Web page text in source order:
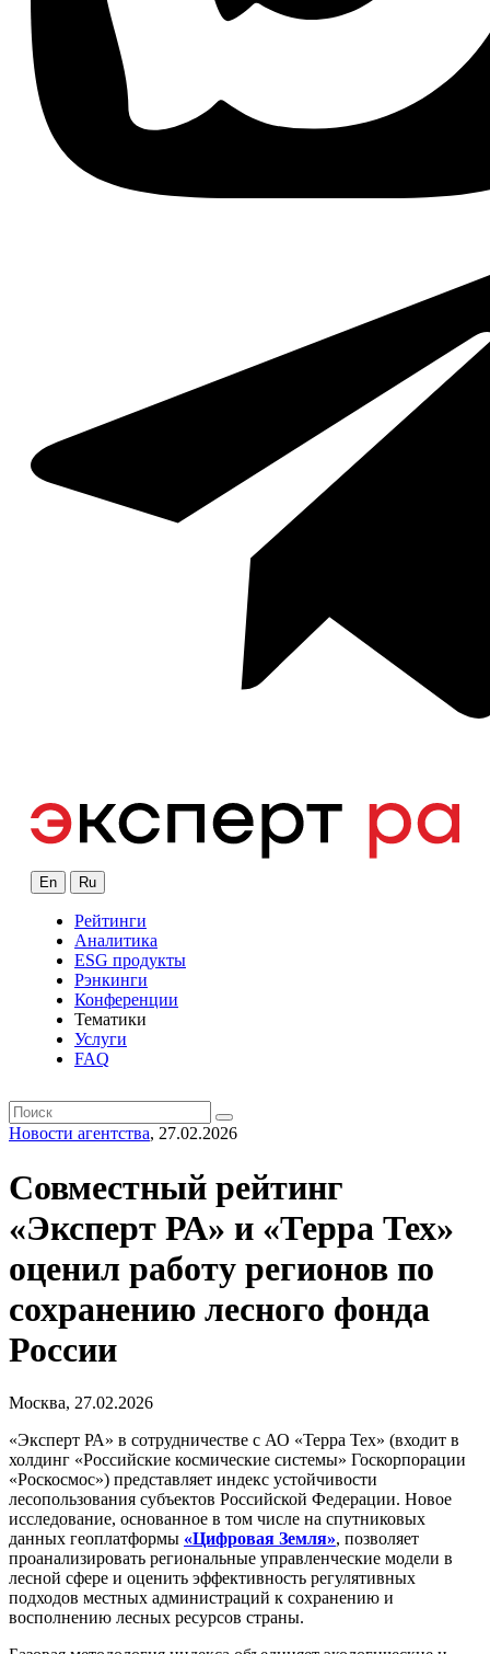
En Ru
Рейтинги
Аналитика
ESG продукты
Рэнкинги
Конференции
Тематики
Услуги
FAQ
Новости агентства, 27.02.2026
Совместный рейтинг
«Эксперт РА» и «Терра Тех»
оценил работу регионов по
сохранению лесного фонда
России
Москва, 27.02.2026
«Эксперт РА» в сотрудничестве с АО «Терра Тех» (входит в
холдинг «Российские космические системы» Госкорпорации
«Роскосмос») представляет индекс устойчивости
лесопользования субъектов Российской Федерации. Новое
исследование, основанное в том числе на спутниковых
данных геоплатформы «Цифровая Земля», позволяет
проанализировать региональные управленческие модели в
лесной сфере и оценить эффективность регулятивных
подходов местных администраций к сохранению и
восполнению лесных ресурсов страны.